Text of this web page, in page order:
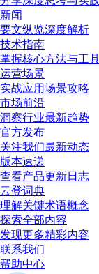
新闻
要文纵览深度解析
技术指南
掌握核心方法与工
运营场景
实战应用场景攻略
市场前沿
洞察行业最新趋势
官方发布
关注我们最新动态
版本速递
查看产品更新日志
云登词典
理解关键术语概念
探索全部内容
发现更多精彩内容
联系我们
帮助中心